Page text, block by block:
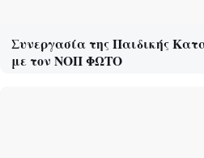
Συνεργασία της Παιδικής
με τον ΝΟΠ ΦΩΤΟ